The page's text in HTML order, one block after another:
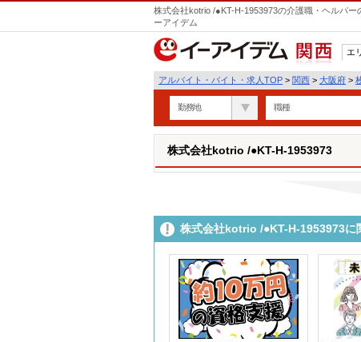
株式会社kotrio /●KT-H-1953973の介護職・ヘルパ
ーアイデム
関西
エ
アルバイト・バイト・求人TOP > 関西 > 大阪府 >
勤務地 職種
株式会社kotrio /●KT-H-1953973
株式会社kotrio /●KT-H-1953973に